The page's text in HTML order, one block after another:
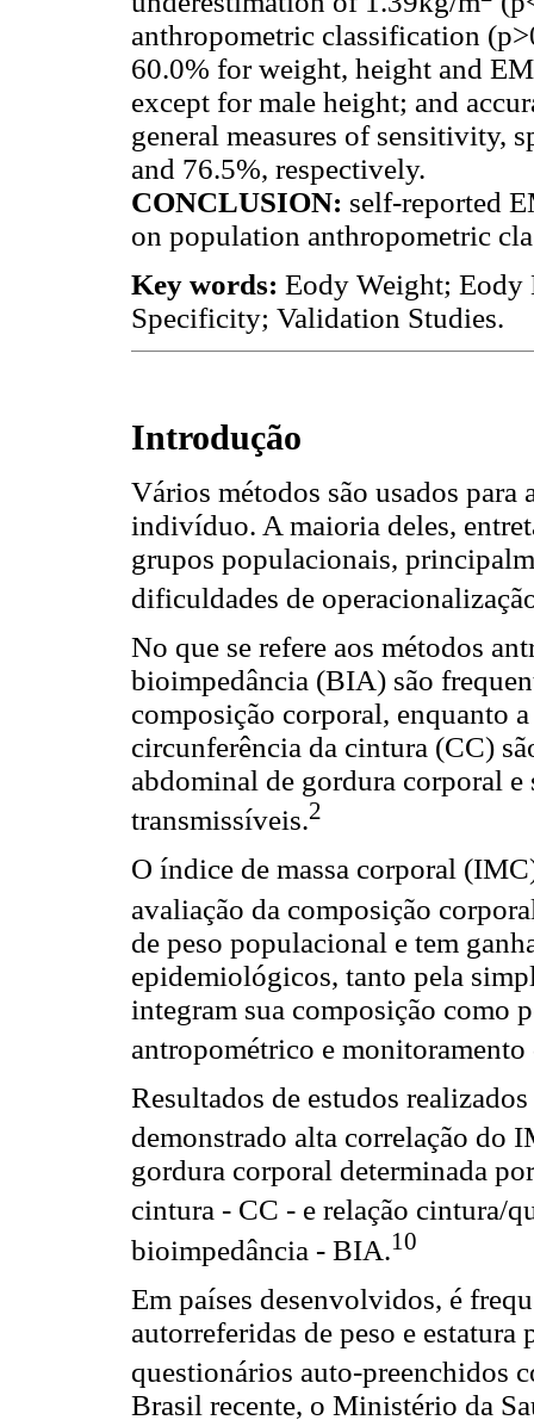
anthropometric classification
60.0% for weight, height and
except for male height; and
general measures of sensitivity,
and 76.5%, respectively.
CONCLUSION: self-reported
on population anthropometric
Key words: Eody Weight; Eody
Specificity; Validation Studies.
Introdução
Vários métodos são usados
indivíduo. A maioria deles,
grupos populacionais,
dificuldades de
No que se refere aos métodos
bioimpedância (BIA) são
composição corporal, enquanto
circunferência da cintura (CC)
abdominal de gordura corporal e
transmissíveis.2
O índice de massa corporal
avaliação da composição
de peso populacional e tem
epidemiológicos, tanto pela
integram sua composição como
antropométrico e
Resultados de estudos
demonstrado alta correlação do
gordura corporal determinada
cintura - CC - e relação cintura/
bioimpedância - BIA.10
Em países desenvolvidos, é
autorreferidas de peso e
questionários auto-preenchidos
Brasil recente, o Ministério da